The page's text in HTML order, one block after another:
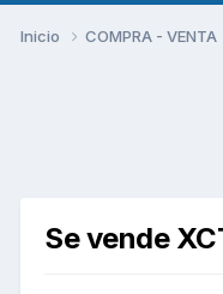
Inicio COMPRA - VENTA
Se vende